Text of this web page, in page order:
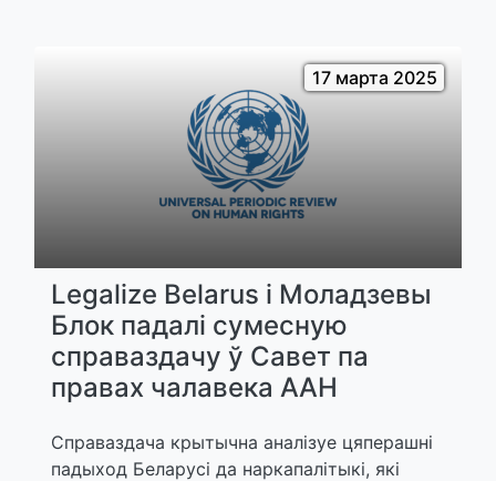
17 марта 2025
Legalize Belarus і Моладзевы
Блок падалі сумесную
справаздачу ў Савет па
правах чалавека ААН
Справаздача крытычна аналізуе цяперашні
падыход Беларусі да наркапалітыкі, які